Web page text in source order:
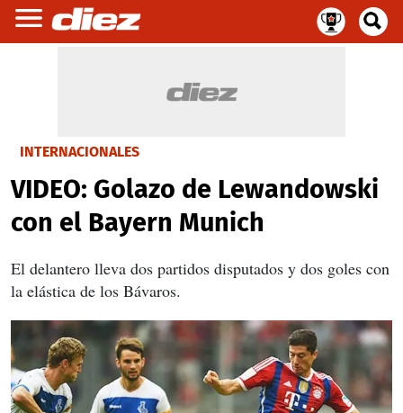
INTERNACIONALES
VIDEO: Golazo de Lewandowski
con el Bayern Munich
El delantero lleva dos partidos disputados y dos goles con
la elástica de los Bávaros.